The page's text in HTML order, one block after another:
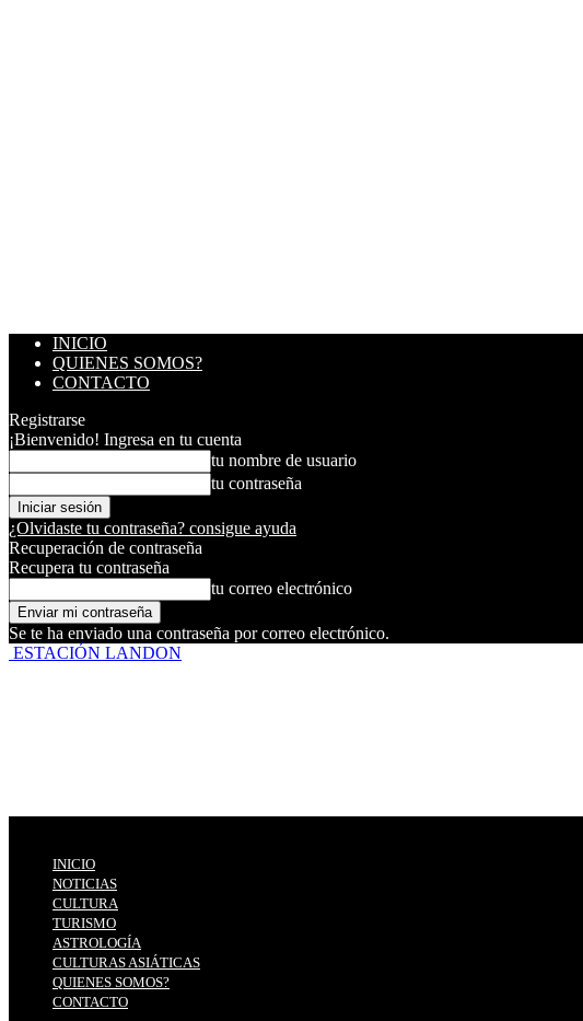
INICIO
QUIENES SOMOS?
CONTACTO
Registrarse
¡Bienvenido! Ingresa en tu cuenta
tu nombre de usuario
tu contraseña
¿Olvidaste tu contraseña? consigue ayuda
Recuperación de contraseña
Recupera tu contraseña
tu correo electrónico
Se te ha enviado una contraseña por correo electrónico.
ESTACIÓN LANDON
INICIO
NOTICIAS
CULTURA
TURISMO
ASTROLOGÍA
CULTURAS ASIÁTICAS
QUIENES SOMOS?
CONTACTO